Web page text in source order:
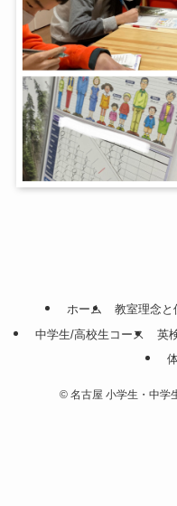
ホーム 教室理念と
中学生/高校生コース
英
© 名古屋 小学生・中学